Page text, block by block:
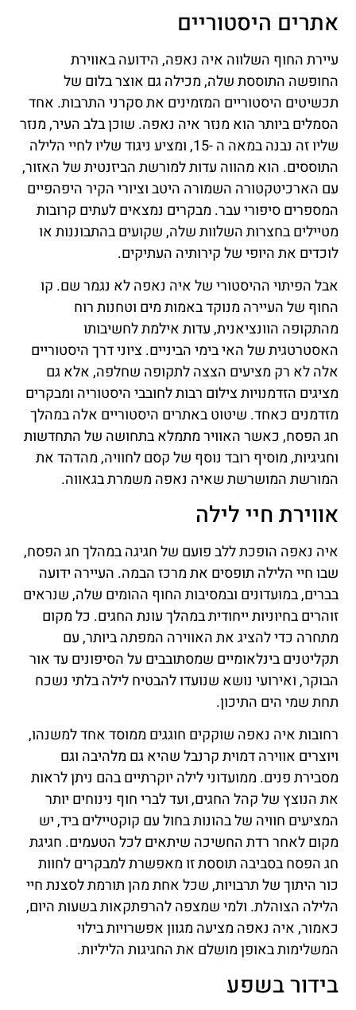
אתרים היסטוריים
עיירת החוף השלווה איה נאפה, הידועה באווירת
החופשה התוססת שלה, מכילה גם אוצר בלום של
תכשיטים היסטוריים המזמינים את סקרני התרבות. אחד
הסמלים ביותר הוא מנזר איה נאפה. שוכן בלב העיר, מנזר
שליו זה נבנה במאה ה -15, ומציע ניגוד שליו לחיי הלילה
התוססים. הוא מהווה עדות למורשת הביזנטית של האזור,
עם הארכיטקטורה השמורה היטב וציורי הקיר היפהפיים
המספרים סיפורי עבר. מבקרים נמצאים לעתים קרובות
מטיילים בחצרות השלוות שלה, שקועים בהתבוננות או
לוכדים את היופי של קירותיה העתיקים.
אבל הפיתוי ההיסטורי של איה נאפה לא נגמר שם. קו
החוף של העיירה מנוקד באמות מים וטחנות רוח
מהתקופה הוונציאנית, עדות אילמת לחשיבותו
האסטרטגית של האי בימי הביניים. ציוני דרך היסטוריים
אלה לא רק מציעים הצצה לתקופה שחלפה, אלא גם
מציגים הזדמנויות צילום רבות לחובבי היסטוריה ומבקרים
מזדמנים כאחד. שיטוט באתרים היסטוריים אלה במהלך
חג הפסח, כאשר האוויר מתמלא בתחושה של התחדשות
וחגיגיות, מוסיף רובד נוסף של קסם לחוויה, מהדהד את
המורשת המושרשת שאיה נאפה משמרת בגאווה.
אווירת חיי לילה
איה נאפה הופכת ללב פועם של חגיגה במהלך חג הפסח,
שבו חיי הלילה תופסים את מרכז הבמה. העיירה ידועה
בברים, במועדונים ובמסיבות החוף ההומים שלה, שנראים
זוהרים בחיוניות ייחודית במהלך עונת החגים. כל מקום
מתחרה כדי להציג את האווירה המפתה ביותר, עם
תקליטנים בינלאומיים שמסתובבים על הסיפונים עד אור
הבוקר, ואירועי נושא שנועדו להבטיח לילה בלתי נשכח
תחת שמי הים התיכון.
רחובות איה נאפה שוקקים חוגגים ממוסד אחד למשנהו,
ויוצרים אווירה דמוית קרנבל שהיא גם מלהיבה וגם
מסבירת פנים. ממועדוני לילה יוקרתיים בהם ניתן לראות
את הנוצץ של קהל החגים, ועד לברי חוף נינוחים יותר
המציעים חוויה של בהונות בחול עם קוקטיילים ביד, יש
מקום לאחר רדת החשיכה שיתאים לכל הטעמים. חגיגת
חג הפסח בסביבה תוססת זו מאפשרת למבקרים לחוות
כור היתוך של תרבויות, שכל אחת מהן תורמת לסצנת חיי
הלילה הצוהלת. ולמי שמצפה להרפתקאות בשעות היום,
כאמור, איה נאפה מציעה מגוון אפשרויות בילוי
המשלימות באופן מושלם את החגיגות הליליות.
בידור בשפע